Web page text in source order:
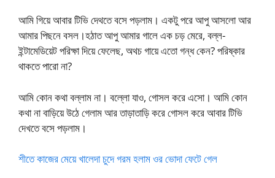
আমি গিয়ে আবার টিভি দেথতে বসে পড়লাম। একটু পরে আপু আসলো আর
আমার পিছনে বসল।হঠাত আপু আমার গালে এক চড় মেরে, বল্ল-
ইন্টামেডিয়েট পরিক্ষা দিয়ে ফেলেছ, অথচ গায়ে এতো গন্ধ কেন? পরিষ্কার
থাকতে পারো না?
আমি কোন কথা বল্লাম না। বল্লো যাও, গোসল করে এসো। আমি কোন
কথা না বাড়িয়ে উঠে গেলাম আর তাড়াতাড়ি করে গোসল করে আবার টিভি
দেখতে বসে পড়লাম।
শীতে কাজের মেয়ে খালেদা চুদে গরম হলাম ওর ভোদা ফেটে গেল